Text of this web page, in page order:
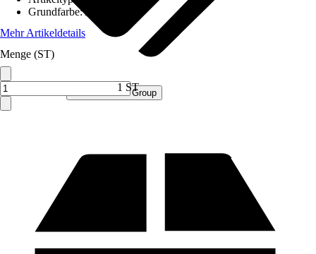
Verkauf durch: Procommerce Group
Grundfarbe:Anthrazit
Mehr Artikeldetails
Menge (ST)
1 ST